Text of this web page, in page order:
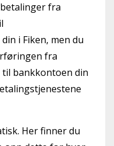
fra
i Fiken, men du
fra
bankkontoen din
Her finner du